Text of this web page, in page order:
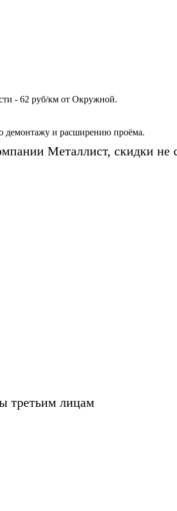
- 62 руб/км от Окружной.
демонтажу и расширению проёма.
Металлист, скидки не
третьим лицам